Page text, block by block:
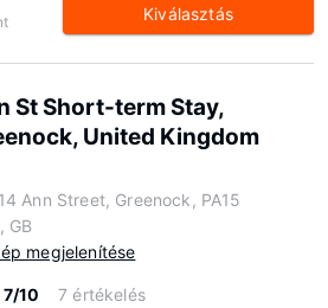
Kiválasztás
St Short-term Stay,
United Kingdom
Ann Street, Greenock, PA15
GB
megjelenítése
7/10
7 értékelés